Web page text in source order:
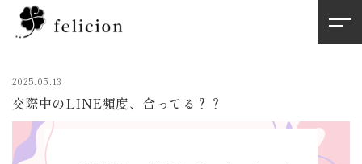
2025.05.13
交際中のLINE頻度、合ってる？？